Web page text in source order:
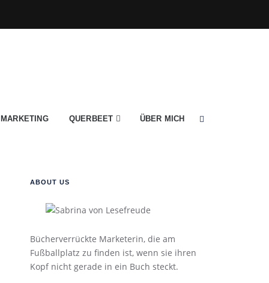
MARKETING QUERBEET ÜBER MICH
ABOUT US
Bücherverrückte Marketerin, die am
Fußballplatz zu finden ist, wenn sie ihren
Kopf nicht gerade in ein Buch steckt.